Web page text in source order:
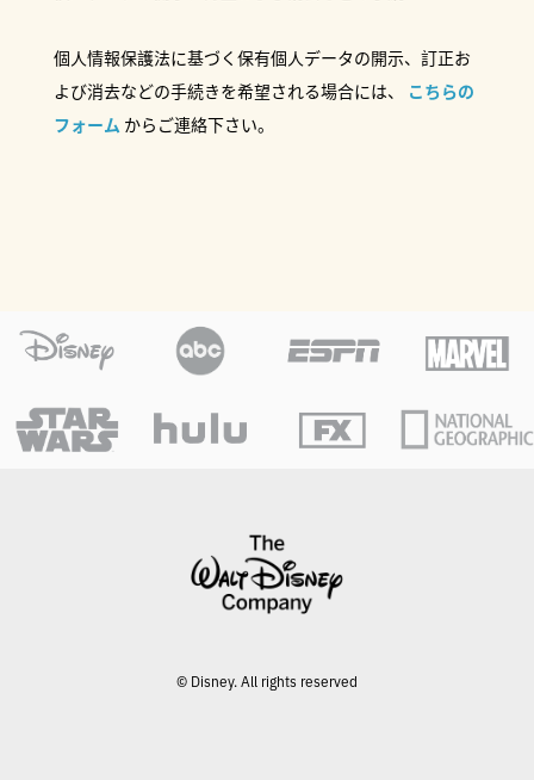
個人情報保護法に基づく保有個人データの開示、訂正お
よび消去などの手続きを希望される場合には、 こちらの
フォーム からご連絡下さい。
© Disney. All rights reserved